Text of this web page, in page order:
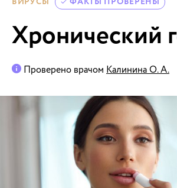
Хронический
Проверено врачом Калинина О. А.